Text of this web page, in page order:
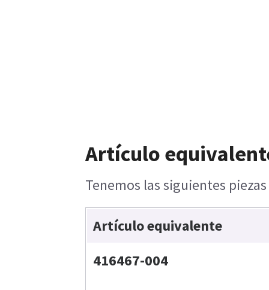
Artículo
Tenemos las siguientes
Artículo equivalente
416467-004